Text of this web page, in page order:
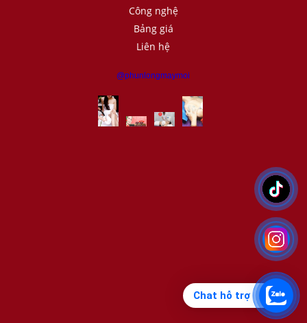
Công nghệ
Bảng giá
Liên hệ
@phunlongmaymoi
Chat hỗ trợ